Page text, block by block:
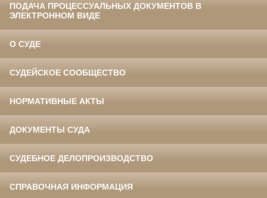
ПОДАЧА ПРОЦЕССУАЛЬНЫХ ДОКУМЕНТОВ В
ЭЛЕКТРОННОМ ВИДЕ
О СУДЕ
СУДЕЙСКОЕ СООБЩЕСТВО
НОРМАТИВНЫЕ АКТЫ
ДОКУМЕНТЫ СУДА
СУДЕБНОЕ ДЕЛОПРОИЗВОДСТВО
СПРАВОЧНАЯ ИНФОРМАЦИЯ